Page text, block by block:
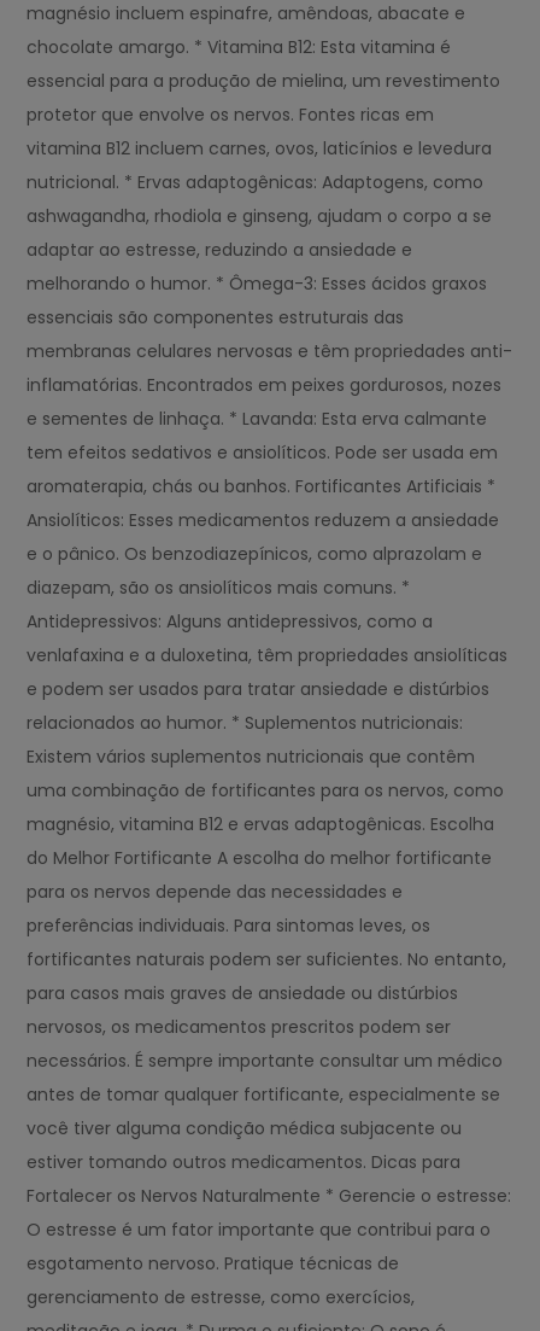
magnésio incluem espinafre, amêndoas, abacate e
chocolate amargo. * Vitamina B12: Esta vitamina é
essencial para a produção de mielina, um revestimento
protetor que envolve os nervos. Fontes ricas em
vitamina B12 incluem carnes, ovos, laticínios e levedura
nutricional. * Ervas adaptogênicas: Adaptogens, como
ashwagandha, rhodiola e ginseng, ajudam o corpo a se
adaptar ao estresse, reduzindo a ansiedade e
melhorando o humor. * Ômega-3: Esses ácidos graxos
essenciais são componentes estruturais das
membranas celulares nervosas e têm propriedades anti-
inflamatórias. Encontrados em peixes gordurosos, nozes
e sementes de linhaça. * Lavanda: Esta erva calmante
tem efeitos sedativos e ansiolíticos. Pode ser usada em
aromaterapia, chás ou banhos. Fortificantes Artificiais *
Ansiolíticos: Esses medicamentos reduzem a ansiedade
e o pânico. Os benzodiazepínicos, como alprazolam e
diazepam, são os ansiolíticos mais comuns. *
Antidepressivos: Alguns antidepressivos, como a
venlafaxina e a duloxetina, têm propriedades ansiolíticas
e podem ser usados para tratar ansiedade e distúrbios
relacionados ao humor. * Suplementos nutricionais:
Existem vários suplementos nutricionais que contêm
uma combinação de fortificantes para os nervos, como
magnésio, vitamina B12 e ervas adaptogênicas. Escolha
do Melhor Fortificante A escolha do melhor fortificante
para os nervos depende das necessidades e
preferências individuais. Para sintomas leves, os
fortificantes naturais podem ser suficientes. No entanto,
para casos mais graves de ansiedade ou distúrbios
nervosos, os medicamentos prescritos podem ser
necessários. É sempre importante consultar um médico
antes de tomar qualquer fortificante, especialmente se
você tiver alguma condição médica subjacente ou
estiver tomando outros medicamentos. Dicas para
Fortalecer os Nervos Naturalmente * Gerencie o estresse:
O estresse é um fator importante que contribui para o
esgotamento nervoso. Pratique técnicas de
gerenciamento de estresse, como exercícios,